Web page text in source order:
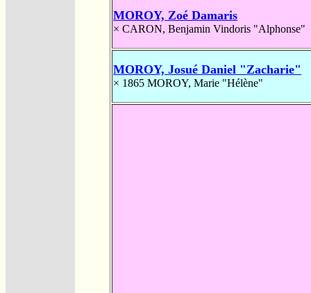
MOROY, Zoé Damaris
× CARON, Benjamin Vindoris "Alphonse"
MOROY, Josué Daniel "Zacharie"
× 1865 MOROY, Marie "Hélène"